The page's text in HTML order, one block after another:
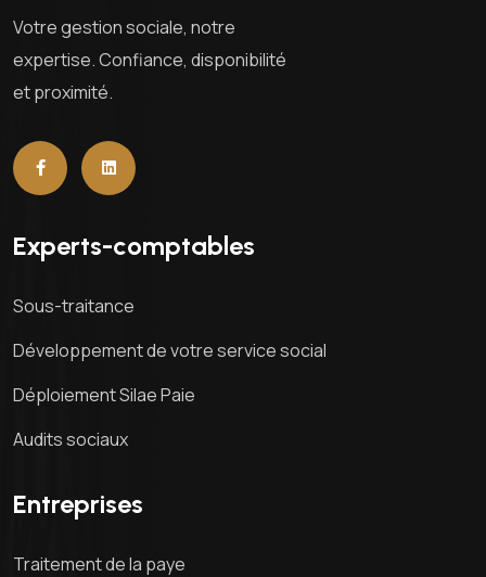
Votre gestion sociale, notre
expertise. Confiance, disponibilité
et proximité.
Experts-comptables
Sous-traitance
Développement de votre service social
Déploiement Silae Paie
Audits sociaux
Entreprises
Traitement de la paye